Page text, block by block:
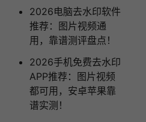
2026电脑去水印软件
推荐：图片视频通
用，靠谱测评盘点！
2026手机免费去水印
APP推荐：图片视频
都可用，安卓苹果靠
谱实测！